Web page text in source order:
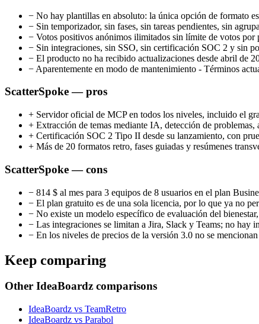
− No hay plantillas en absoluto: la única opción de formato
− Sin temporizador, sin fases, sin tareas pendientes, sin
− Votos positivos anónimos ilimitados sin límite de votos por
− Sin integraciones, sin SSO, sin certificación SOC 2 y sin
− El producto no ha recibido actualizaciones desde abril de
− Aparentemente en modo de mantenimiento - Términos
ScatterSpoke — pros
+ Servidor oficial de MCP en todos los niveles, incluido el
+ Extracción de temas mediante IA, detección de
+ Certificación SOC 2 Tipo II desde su lanzamiento, con
+ Más de 20 formatos retro, fases guiadas y resúmenes
ScatterSpoke — cons
− 814 $ al mes para 3 equipos de 8 usuarios en el plan
− El plan gratuito es de una sola licencia, por lo que ya no
− No existe un modelo específico de evaluación del
− Las integraciones se limitan a Jira, Slack y Teams; no
− En los niveles de precios de la versión 3.0 no se
Keep comparing
Other IdeaBoardz comparisons
IdeaBoardz vs TeamRetro
IdeaBoardz vs Parabol